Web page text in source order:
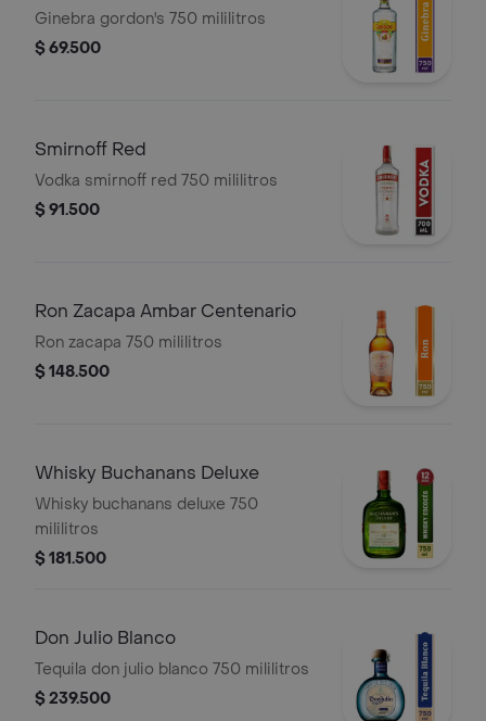
Ginebra gordon's 750 mililitros
$ 69.500
Smirnoff Red
Vodka smirnoff red 750 mililitros
$ 91.500
Ron Zacapa Ambar Centenario
Ron zacapa 750 mililitros
$ 148.500
Whisky Buchanans Deluxe
Whisky buchanans deluxe 750
mililitros
$ 181.500
Don Julio Blanco
Tequila don julio blanco 750 mililitros
$ 239.500